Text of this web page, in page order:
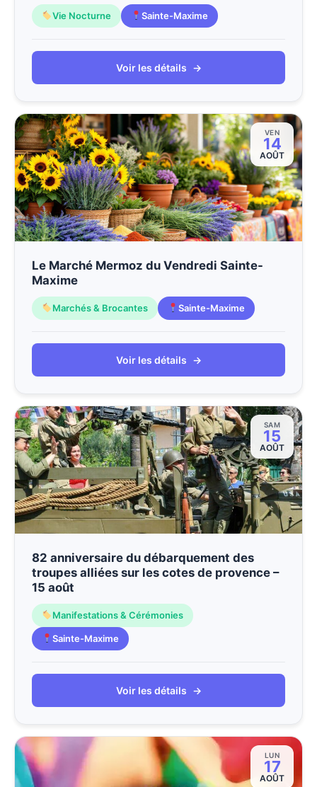
Vie Nocturne Sainte-Maxime
Voir les détails →
VEN
14
AOÛT
Le Marché Mermoz du Vendredi Sainte-
Maxime
Marchés & Brocantes Sainte-Maxime
Voir les détails →
SAM
15
AOÛT
82 anniversaire du débarquement des
troupes alliées sur les cotes de provence –
15 août
Manifestations & Cérémonies
Sainte-Maxime
Voir les détails →
LUN
17
AOÛT